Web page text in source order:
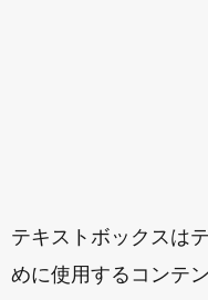
テキストボックスは
めに使用するコンテ